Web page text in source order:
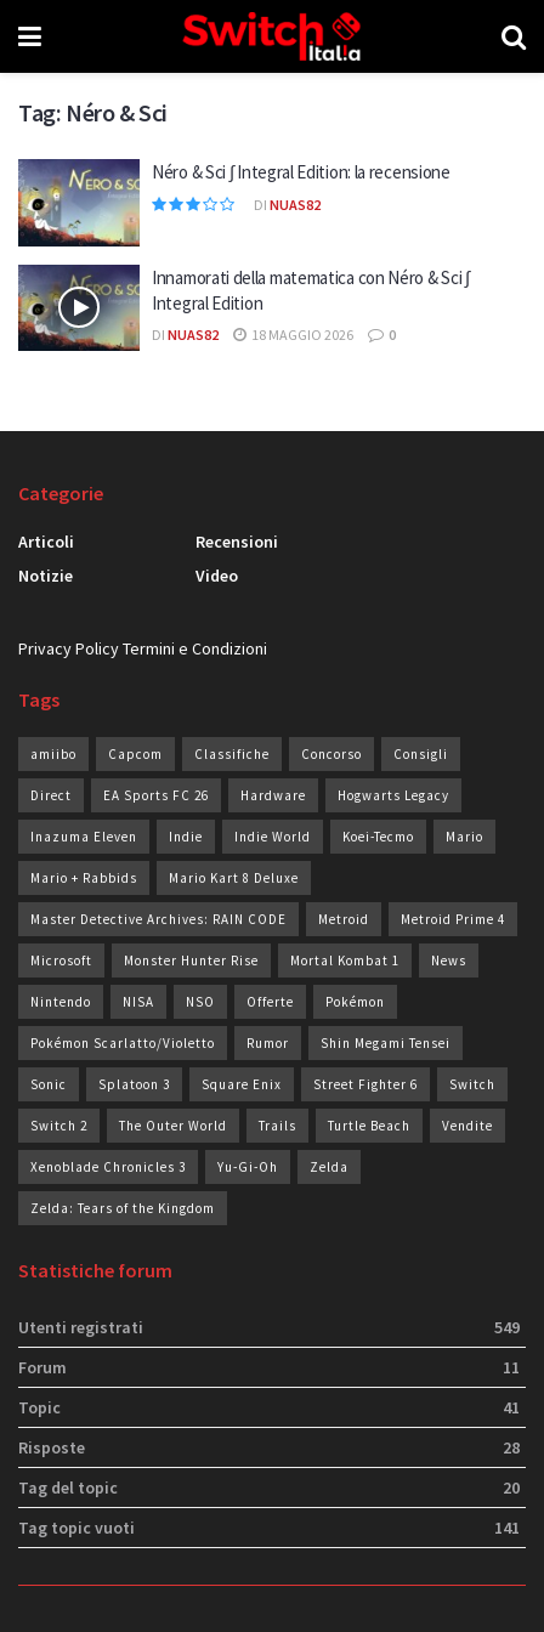
Tag: Néro & Sci
Néro & Sci ∫ Integral Edition: la recensione
DI NUAS82
Innamorati della matematica con Néro & Sci ∫
Integral Edition
DI NUAS82 18 MAGGIO 2026 0
Categorie
Articoli
Notizie
Recensioni
Video
Privacy PolicyTermini e Condizioni
Tags
amiibo Capcom Classifiche Concorso Consigli
Direct EA Sports FC 26 Hardware Hogwarts Legacy
Inazuma Eleven Indie Indie World Koei-Tecmo Mario
Mario + Rabbids Mario Kart 8 Deluxe
Master Detective Archives: RAIN CODE Metroid Metroid Prime 4
Microsoft Monster Hunter Rise Mortal Kombat 1 News
Nintendo NISA NSO Offerte Pokémon
Pokémon Scarlatto/Violetto Rumor Shin Megami Tensei
Sonic Splatoon 3 Square Enix Street Fighter 6 Switch
Switch 2 The Outer World Trails Turtle Beach Vendite
Xenoblade Chronicles 3 Yu-Gi-Oh Zelda
Zelda: Tears of the Kingdom
Statistiche forum
Utenti registrati
549
Forum
11
Topic
41
Risposte
28
Tag del topic
20
Tag topic vuoti
141